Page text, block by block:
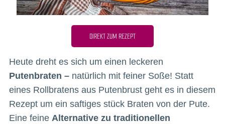
DIREKT ZUM REZEPT
Heute dreht es sich um einen leckeren
Putenbraten – natürlich mit feiner Soße! Statt
eines Rollbratens aus Putenbrust geht es in diesem
Rezept um ein saftiges stück Braten von der Pute.
Eine feineAlternative zu traditionellen